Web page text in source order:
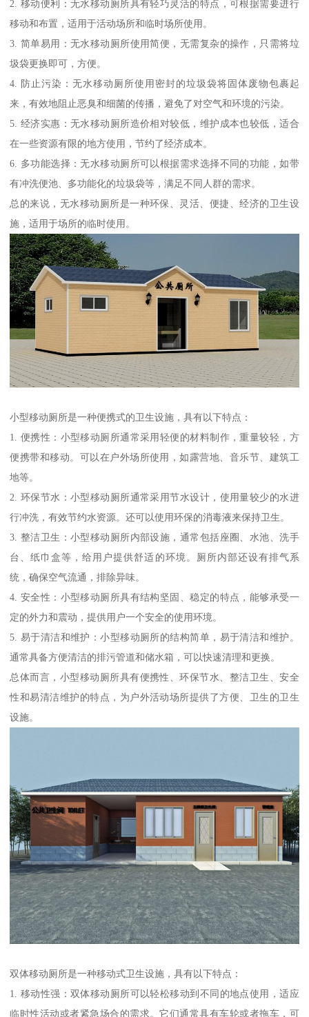
2. 移动便利：无水移动厕所具有轻巧灵活的特点，可根据需要进行
移动和布置，适用于活动场所和临时场所使用。
3. 简单易用：无水移动厕所使用简便，无需复杂的操作，只需将垃
圾袋更换即可，方便。
4. 防止污染：无水移动厕所使用密封的垃圾袋将固体废物包裹起
来，有效地阻止恶臭和细菌的传播，避免了对空气和环境的污染。
5. 经济实惠：无水移动厕所造价相对较低，维护成本也较低，适合
在一些资源有限的地方使用，节约了经济成本。
6. 多功能选择：无水移动厕所可以根据需求选择不同的功能，如带
有冲洗便池、多功能化的垃圾袋等，满足不同人群的需求。
总的来说，无水移动厕所是一种环保、灵活、便捷、经济的卫生设
施，适用于场所的临时使用。
小型移动厕所是一种便携式的卫生设施，具有以下特点：
1. 便携性：小型移动厕所通常采用轻便的材料制作，重量较轻，方
便携带和移动。可以在户外场所使用，如露营地、音乐节、建筑工
地等。
2. 环保节水：小型移动厕所通常采用节水设计，使用量较少的水进
行冲洗，有效节约水资源。还可以使用环保的消毒液来保持卫生。
3. 整洁卫生：小型移动厕所内部设施，通常包括座圈、水池、洗手
台、纸巾盒等，给用户提供舒适的环境。厕所内部还设有排气系
统，确保空气流通，排除异味。
4. 安全性：小型移动厕所具有结构坚固、稳定的特点，能够承受一
定的外力和震动，提供用户一个安全的使用环境。
5. 易于清洁和维护：小型移动厕所的结构简单，易于清洁和维护。
通常具备方便清洁的排污管道和储水箱，可以快速清理和更换。
总体而言，小型移动厕所具有便携性、环保节水、整洁卫生、安全
性和易清洁维护的特点，为户外活动场所提供了方便、卫生的卫生
设施。
双体移动厕所是一种移动式卫生设施，具有以下特点：
1. 移动性强：双体移动厕所可以轻松移动到不同的地点使用，适应
临时性活动或者紧急场合的需求。它们通常具有车轮或者拖车，可